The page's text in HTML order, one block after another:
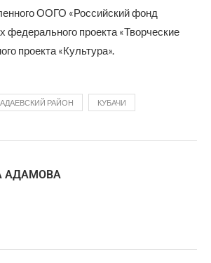
ООГО «Российский фонд
федерального проекта «Творческие
проекта «Культура».
РАЙОН КУБАЧИ
АДАМОВА